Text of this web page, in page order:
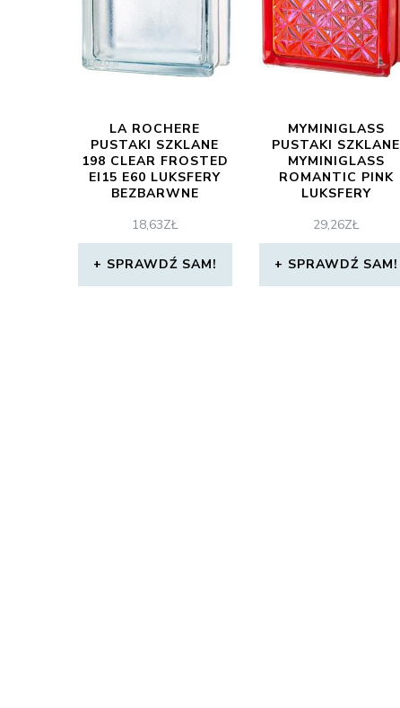
LA ROCHERE
PUSTAKI SZKLANE
198 CLEAR FROSTED
EI15 E60 LUKSFERY
BEZBARWNE
18,63ZŁ
SPRAWDŹ SAM!
MYMINIGLASS
PUSTAKI SZKLANE
MYMINIGLASS
ROMANTIC PINK
LUKSFERY
29,26ZŁ
SPRAWDŹ SAM!